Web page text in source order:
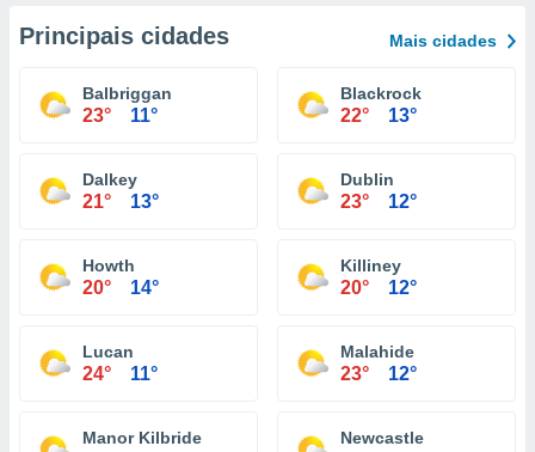
Principais cidades Mais cidades
Balbriggan
23° 11°
Blackrock
22° 13°
Dalkey
21° 13°
Dublin
23° 12°
Howth
20° 14°
Killiney
20° 12°
Lucan
24° 11°
Malahide
23° 12°
Manor Kilbride Newcastle